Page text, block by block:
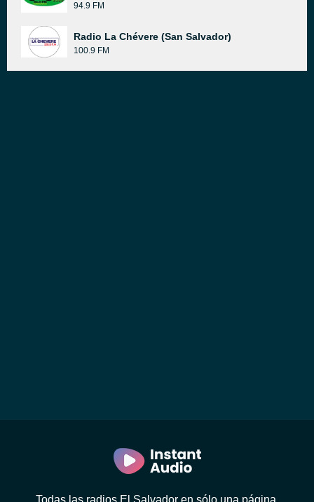
94.9 FM
Radio La Chévere (San Salvador)
100.9 FM
Todas las radios El Salvador en sólo una página.